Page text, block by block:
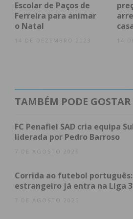
avisou a autarquia.
melhorias
Municipais de Penafiel
maio, com utilização livre e
Os dois campos sofreram uma
uma melhoria da iluminação e a
Escolar de Paços de
Ferreira para animar
o Natal
14 DE DEZEMBRO 2023 14
TAMBÉM PODE GOSTAR
FC Penafiel SAD cria equipa
liderada por Pedro Barroso
7 DE AGOSTO 2026
Corrida ao futebol
estrangeiro já entra na Liga
7 DE AGOSTO 2026